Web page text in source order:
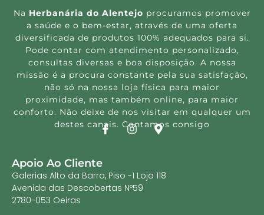
Na Herbanária do Alentejo procuramos promover
a saúde e o bem-estar, através de uma oferta
diversificada de produtos 100% adequados para si.
Pode contar com atendimento personalizado,
consultas diversas e boa disposição. A nossa
missão é a procura constante pela sua satisfação,
não só na nossa loja física para maior
proximidade, mas também online, para maior
conforto. Não deixe de nos visitar em qualquer um
destes canais. Contamos consigo
Apoio Ao Cliente
Galerias Alto da Barra, Piso -1 Loja 118
Avenida das Descobertas Nº59
2780-053 Oeiras